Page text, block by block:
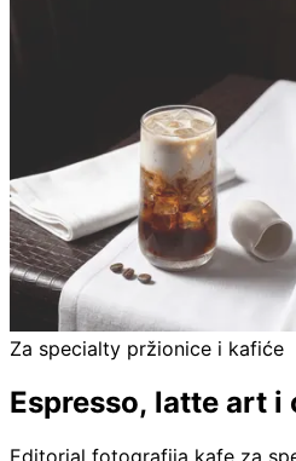
Za specialty pržionice i kafiće
Espresso, latte art
Editorial fotografija kafe za